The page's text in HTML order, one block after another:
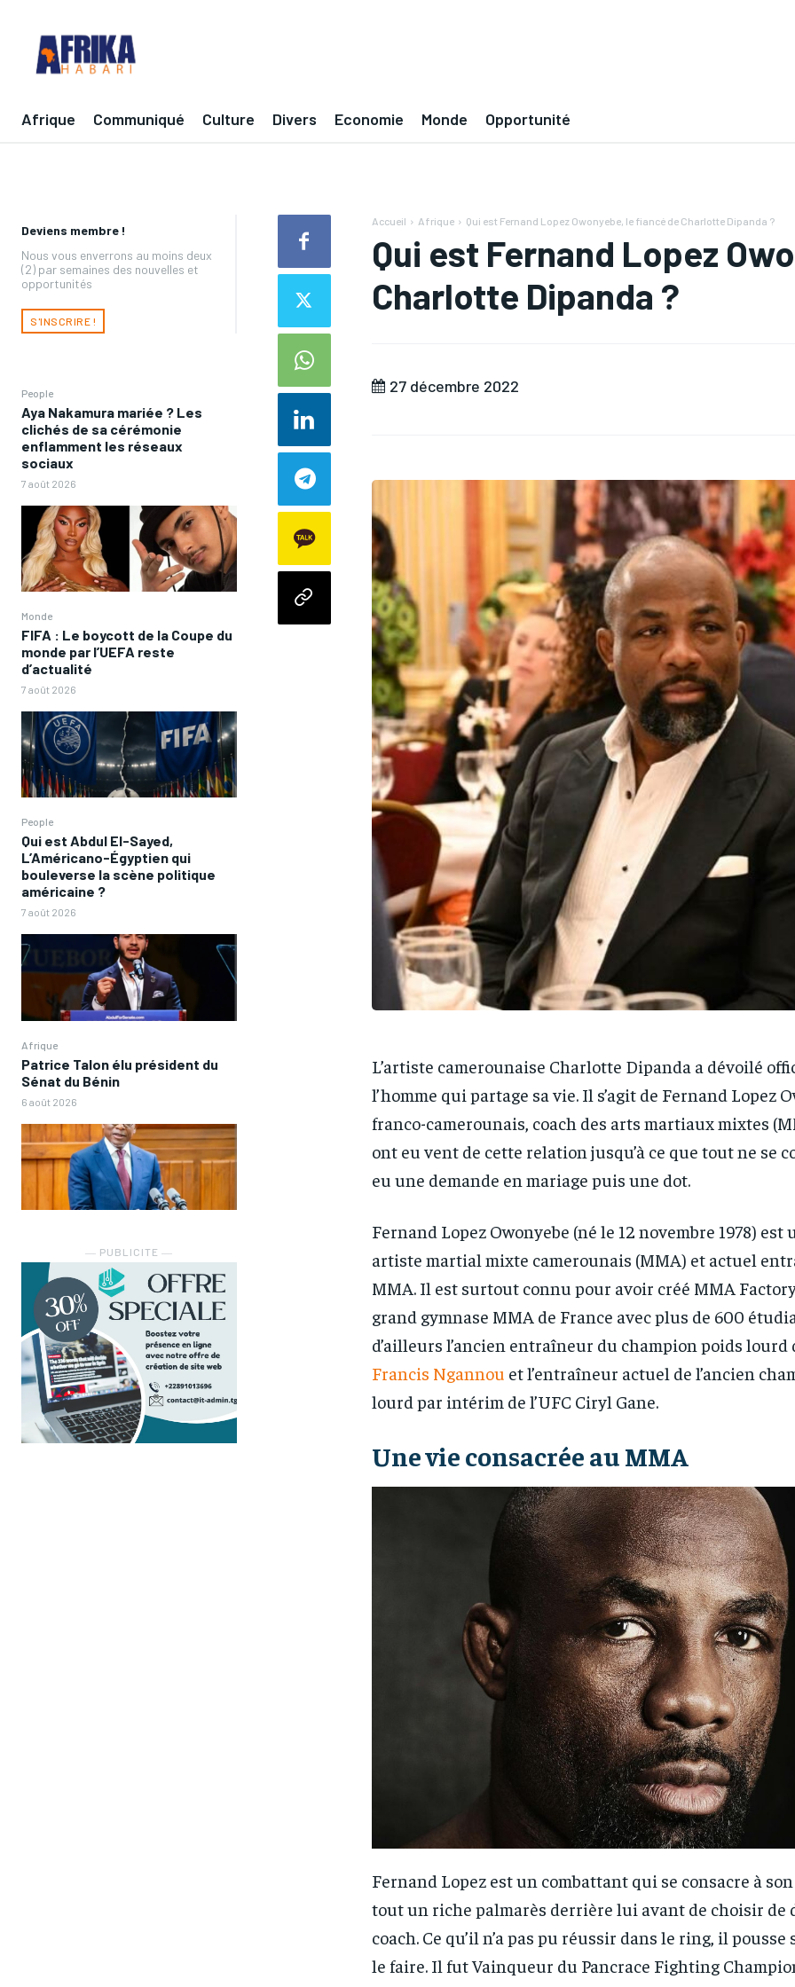
FOREVER
1-YEAR
FOREVER
1-YEAR
Afrique Communiqué Culture Divers Economie Monde Opportunité
Deviens membre !
Nous vous enverrons au moins deux
(2) par semaines des nouvelles et
opportunités
S'INSCRIRE !
People
Aya Nakamura mariée ? Les
clichés de sa cérémonie
enflamment les réseaux
sociaux
7 août 2026
Monde
FIFA : Le boycott de la Coupe du
monde par l’UEFA reste
d’actualité
7 août 2026
People
Qui est Abdul El-Sayed,
L’Américano-Égyptien qui
bouleverse la scène politique
américaine ?
7 août 2026
Afrique
Patrice Talon élu président du
Sénat du Bénin
6 août 2026
― PUBLICITE ―
Accueil Afrique Qui est Fernand Lopez Owonyebe, le fiancé de Charlotte Dipanda ?
Qui est Fernand Lopez
Charlotte Dipanda ?
27 décembre 2022
L’artiste camerounaise Charlotte Dipanda a dévoilé
l’homme qui partage sa vie. Il s’agit de Fernand Lopez
franco-camerounais, coach des arts martiaux mixtes
ont eu vent de cette relation jusqu’à ce que tout ne se
eu une demande en mariage puis une dot.
Fernand Lopez Owonyebe (né le 12 novembre 1978) est
artiste martial mixte camerounais (MMA) et actuel
MMA. Il est surtout connu pour avoir créé MMA
grand gymnase MMA de France avec plus de 600
d’ailleurs l’ancien entraîneur du champion poids lourd
Francis Ngannou et l’entraîneur actuel de l’ancien
lourd par intérim de l’UFC Ciryl Gane.
Une vie consacrée au MMA
Fernand Lopez est un combattant qui se consacre à
tout un riche palmarès derrière lui avant de choisir de
coach. Ce qu’il n’a pas pu réussir dans le ring, il pousse
le faire. Il fut Vainqueur du Pancrace Fighting